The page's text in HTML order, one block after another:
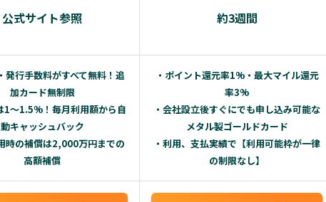
公式サイト参照 約3週間
発行手数料がすべて無料！追
加カード無制限
1～1.5%！毎月利用額から自
動キャッシュバック
時の補償は2,000万円までの
高額補償
・ポイント還元率1%・最大マイル還元
率3%
・会社設立後すぐにでも申し込み可能な
メタル製ゴールドカード
・利用、支払実績で【利用可能枠が一律
の制限なし】